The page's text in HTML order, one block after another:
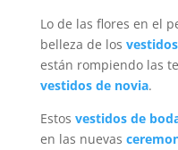
Lo de las flores en el
belleza de los
están rompiendo las
vestidos de novia.
Estos vestidos de
en las nuevas